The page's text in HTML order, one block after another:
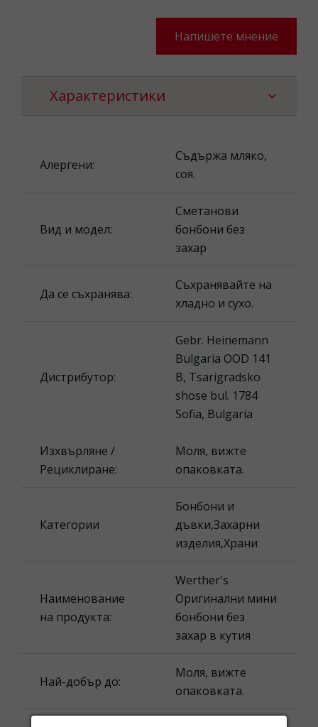
Напишете мнение
Характеристики
Алергени:
Съдържа мляко,
соя.
Вид и модел:
Сметанови
бонбони без
захар
Да се съхранява:
Съхранявайте на
хладно и сухо.
Дистрибутор:
Gebr. Heinemann
Bulgaria OOD 141
B, Tsarigradsko
shose bul. 1784
Sofia, Bulgaria
Изхвърляне /
Рециклиране:
Моля, вижте
опаковката.
Категории
Бонбони и
дъвки,Захарни
изделия,Храни
Наименование
на продукта:
Werther's
Оригинални мини
бонбони без
захар в кутия
Най-добър до:
Моля, вижте
опаковката.